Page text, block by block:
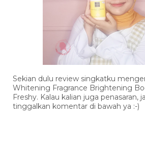
Sekian dulu review singkatku
Whitening Fragrance Brightening
Freshy. Kalau kalian juga penasaran,
tinggalkan komentar di bawah ya :-)